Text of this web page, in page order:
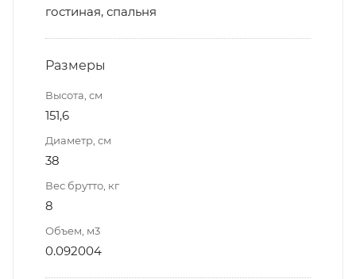
гостиная, спальня
Размеры
Высота, см
151,6
Диаметр, см
38
Вес брутто, кг
8
Объем, м3
0.092004